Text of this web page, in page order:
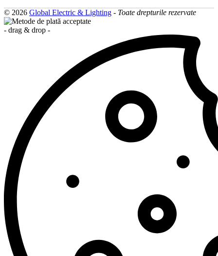
© 2026 Global Electric & Lighting - Toate drepturile rezervate
- drag & drop -